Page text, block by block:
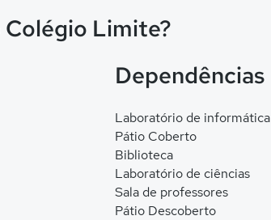
Limite?
Dependências
Laboratório de informática
Pátio Coberto
Biblioteca
Laboratório de ciências
Sala de professores
Pátio Descoberto